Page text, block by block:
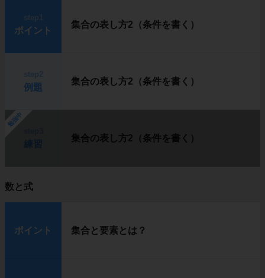
ポイント
集合の表し方2（条件を書く）
例題
集合の表し方2（条件を書く）
勉強中
集合の表し方2（条件を書く）
数と式
ポイント 集合と要素とは？